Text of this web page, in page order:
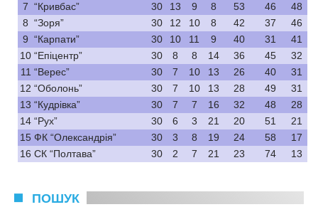
7 “Кривбас” 30 13 9 8 53 46
48
8 “Зоря” 30 12 10 8 42 37
46
9 “Карпати” 30 10 11 9 40 31
41
10 “Епіцентр” 30 8 8 14 36 45
32
11 “Верес” 30 7 10 13 26 40
31
12 “Оболонь” 30 7 10 13 28 49
31
13 “Кудрівка” 30 7 7 16 32 48
28
14 “Рух” 30 6 3 21 20 51
21
15 ФК “Олександрія” 30 3 8 19 24 58
17
16 СК “Полтава” 30 2 7 21 23 74 13
ПОШУК